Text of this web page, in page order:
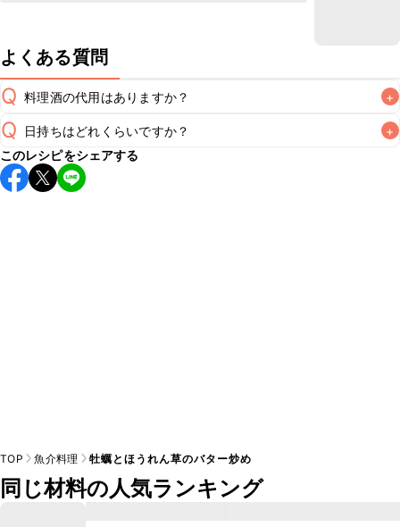
よくある質問
Q 料理酒の代用はありますか？ +
A
Q 日持ちはどれくらいですか？ +
保存期間は冷蔵で翌日中が目安です。なるべくお早めにお召
し上がりください。
このレシピをシェアする
TOP 魚介料理 牡蠣とほうれん草のバター炒め
同じ材料の人気ランキング